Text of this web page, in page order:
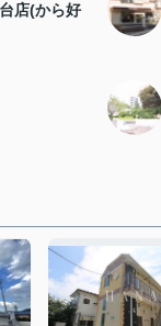
店(から好